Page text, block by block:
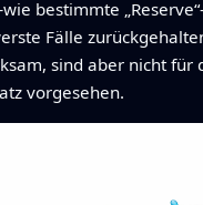
bestimmte
Fälle
sind aber nicht für
vorgesehen.